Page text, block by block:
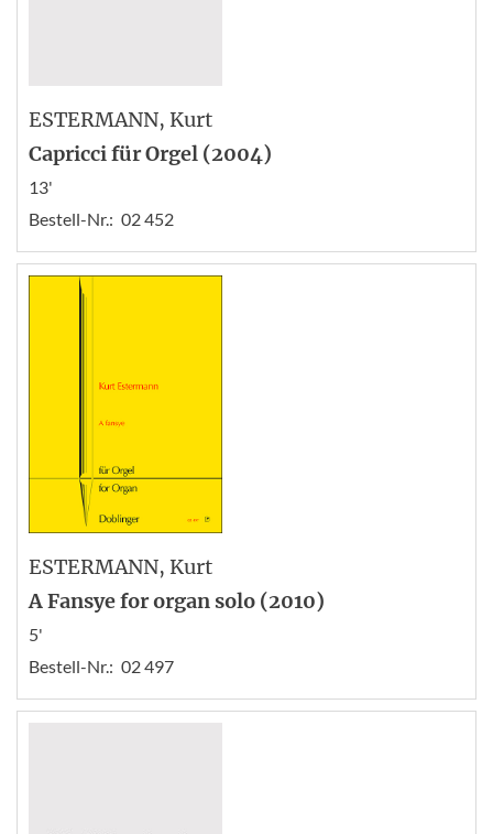
ESTERMANN, Kurt
Capricci für Orgel (2004)
13'
Bestell-Nr.: 02 452
ESTERMANN, Kurt
A Fansye for organ solo (2010)
5'
Bestell-Nr.: 02 497